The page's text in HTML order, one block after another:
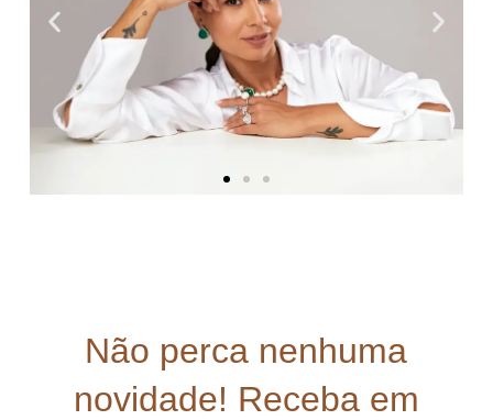
Não perca nenhuma
novidade! Receba em